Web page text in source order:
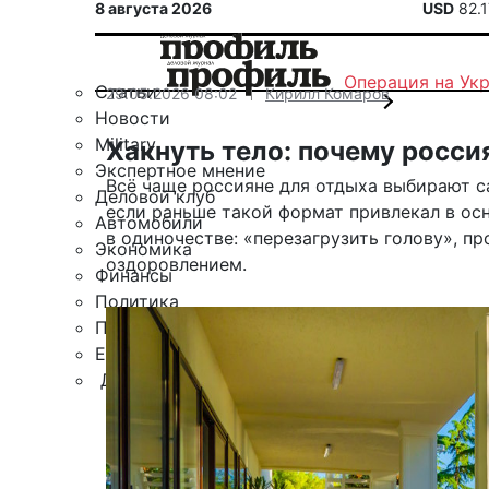
8 августа 2026 USD
Статьи
Новости
Military
Экспертное мнение
Деловой клуб
Автомобили
Экономика
Финансы
Политика
Путешествия
ЕАЭС
Другие рубрики
Спецпроект «Юрий Мамлеев»
Календарь событий
Зарубежье
Операция на
29.05.2026 08:02 Кирилл Комаров
Хакнуть тело: почему
Всё чаще россияне для отдыха выбирают
если раньше такой формат привлекал в
в одиночестве: «перезагрузить голову»,
оздоровлением.